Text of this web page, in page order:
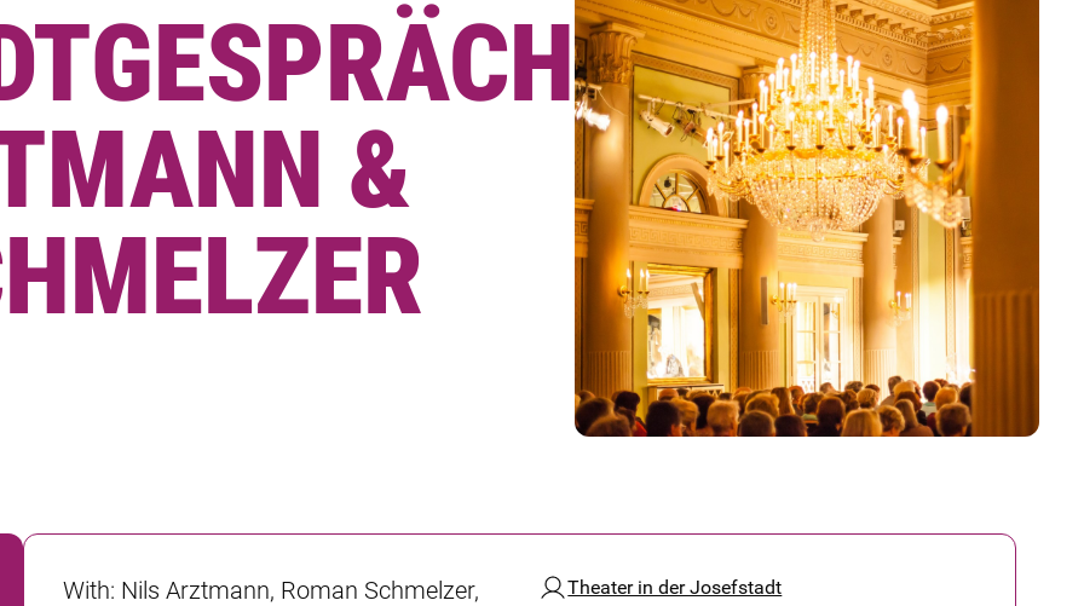
&
With: Nils Arztmann, Roman Schmelzer,
Theater in der Josefstadt